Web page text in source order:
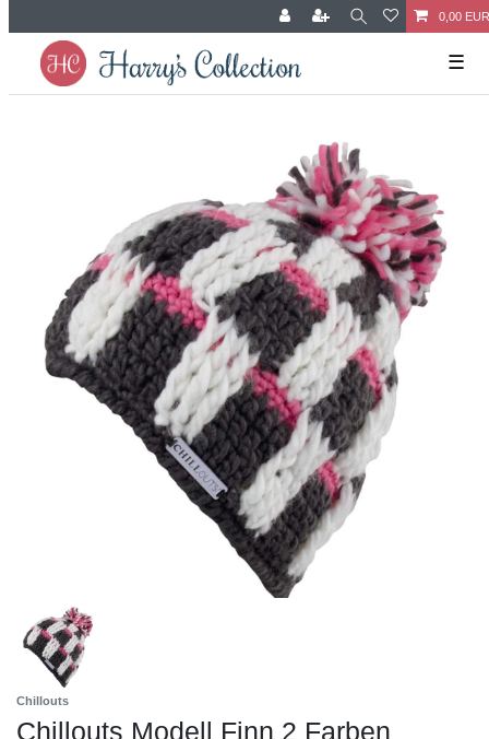
0,00 EUR
☰
Chillouts
Chillouts Modell Finn 2 Farben